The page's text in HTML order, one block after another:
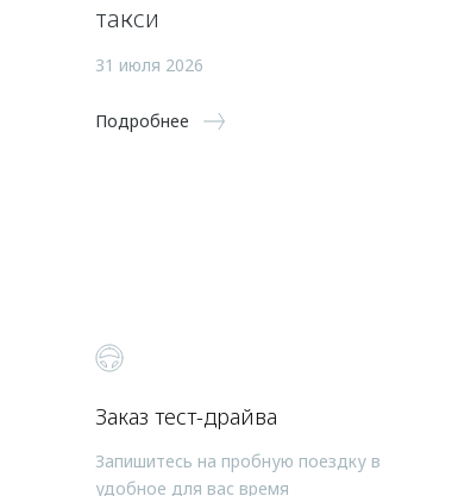
такси
31 июля 2026
Подробнее
Заказ тест-драйва
Запишитесь на пробную поездку в
удобное для вас время